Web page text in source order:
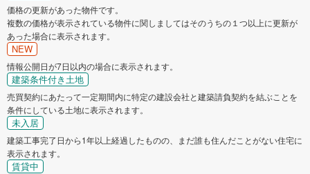
価格の更新があった物件です。
複数の価格が表示されている物件に関しましてはそのうちの１つ以上に更新が
あった場合に表示されます。
NEW
情報公開日が7日以内の場合に表示されます。
建築条件付き土地
売買契約にあたって一定期間内に特定の建設会社と建築請負契約を結ぶことを
条件にしている土地に表示されます。
未入居
建築工事完了日から1年以上経過したものの、まだ誰も住んだことがない住宅に
表示されます。
賃貸中